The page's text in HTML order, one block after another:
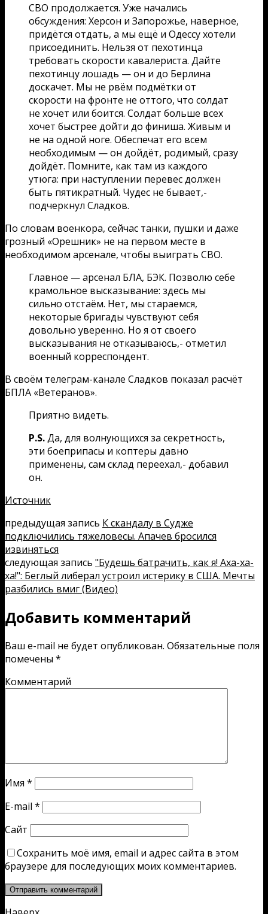
СВО продолжается. Уже начались
обсуждения: Херсон и Запорожье, наверное,
придётся отдать, а мы ещё и Одессу хотели
присоединить. Нельзя от пехотинца
требовать скорости кавалериста. Дайте
пехотинцу лошадь — он и до Берлина
доскачет. Мы не рвём подмётки от
скорости на фронте не оттого, что солдат
не хочет или боится. Солдат больше всех
хочет быстрее дойти до финиша. Живым и
не на одной ноге. Обеспечат его всем
необходимым — он дойдёт, родимый, сразу
дойдёт. Помните, как там из каждого
утюга: при наступлении перевес должен
быть пятикратный. Чудес не бывает,-
подчеркнул Сладков.
По словам военкора, сейчас танки, пушки и даже
грозный «Орешник» не на первом месте в
необходимом арсенале, чтобы выиграть СВО.
Главное — арсенал БЛА, БЭК. Позволю себе
крамольное высказывание: здесь мы
сильно отстаём. Нет, мы стараемся,
некоторые бригады чувствуют себя
довольно уверенно. Но я от своего
высказывания не отказываюсь,- отметил
военный корреспондент.
В своём телеграм-канале Сладков показал расчёт
БПЛА «Ветеранов».
Приятно видеть.
Р.S.Да, для волнующихся за секретность,
эти боеприпасы и коптеры давно
применены, сам склад переехал,- добавил
он.
Источник
предыдущая запись К скандалу в Судже
подключились тяжеловесы. Апачев бросился
извиняться
следующая запись "Будешь батрачить, как я! Аха-ха-
ха!": Беглый либерал устроил истерику в США. Мечты
разбились вмиг (Видео)
Добавить комментарий
Ваш e-mail не будет опубликован. Обязательные поля
помечены *
Комментарий
Имя *
E-mail *
Сайт
Сохранить моё имя, email и адрес сайта в этом
браузере для последующих моих комментариев.